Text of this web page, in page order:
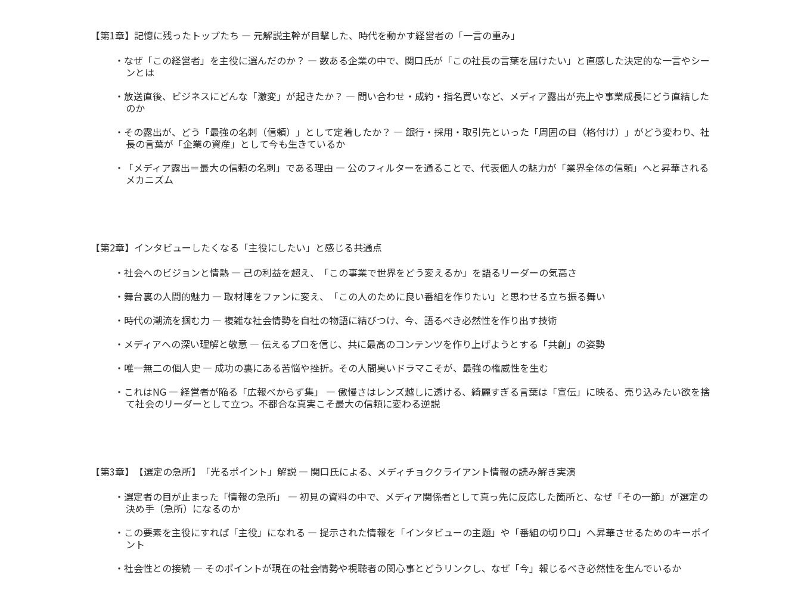
【第1章】記憶に残ったトップたち ― 元解説主幹が目撃した、時代を動かす経営者の「一言の重み」
・なぜ「この経営者」を主役に選んだのか？ ― 数ある企業の中で、関口氏が「この社長の言葉を届けたい」と直感した決定的な一言やシー
ンとは
・放送直後、ビジネスにどんな「激変」が起きたか？ ― 問い合わせ・成約・指名買いなど、メディア露出が売上や事業成長にどう直結した
のか
・その露出が、どう「最強の名刺（信頼）」として定着したか？ ― 銀行・採用・取引先といった「周囲の目（格付け）」がどう変わり、社
長の言葉が「企業の資産」として今も生きているか
・「メディア露出＝最大の信頼の名刺」である理由 ― 公のフィルターを通ることで、代表個人の魅力が「業界全体の信頼」へと昇華される
メカニズム
【第2章】インタビューしたくなる「主役にしたい」と感じる共通点
・社会へのビジョンと情熱 ― 己の利益を超え、「この事業で世界をどう変えるか」を語るリーダーの気高さ
・舞台裏の人間的魅力 ― 取材陣をファンに変え、「この人のために良い番組を作りたい」と思わせる立ち振る舞い
・時代の潮流を掴む力 ― 複雑な社会情勢を自社の物語に結びつけ、今、語るべき必然性を作り出す技術
・メディアへの深い理解と敬意 ― 伝えるプロを信じ、共に最高のコンテンツを作り上げようとする「共創」の姿勢
・唯一無二の個人史 ― 成功の裏にある苦悩や挫折。その人間臭いドラマこそが、最強の権威性を生む
・これはNG ― 経営者が陥る「広報べからず集」 ― 傲慢さはレンズ越しに透ける、綺麗すぎる言葉は「宣伝」に映る、売り込みたい欲を捨
て社会のリーダーとして立つ。不都合な真実こそ最大の信頼に変わる逆説
【第3章】【選定の急所】「光るポイント」解説 ― 関口氏による、メディチョククライアント情報の読み解き実演
・選定者の目が止まった「情報の急所」 ― 初見の資料の中で、メディア関係者として真っ先に反応した箇所と、なぜ「その一節」が選定の
決め手（急所）になるのか
・この要素を主役にすれば「主役」になれる ― 提示された情報を「インタビューの主題」や「番組の切り口」へ昇華させるためのキーポイ
ント
・社会性との接続 ― そのポイントが現在の社会情勢や視聴者の関心事とどうリンクし、なぜ「今」報じるべき必然性を生んでいるか